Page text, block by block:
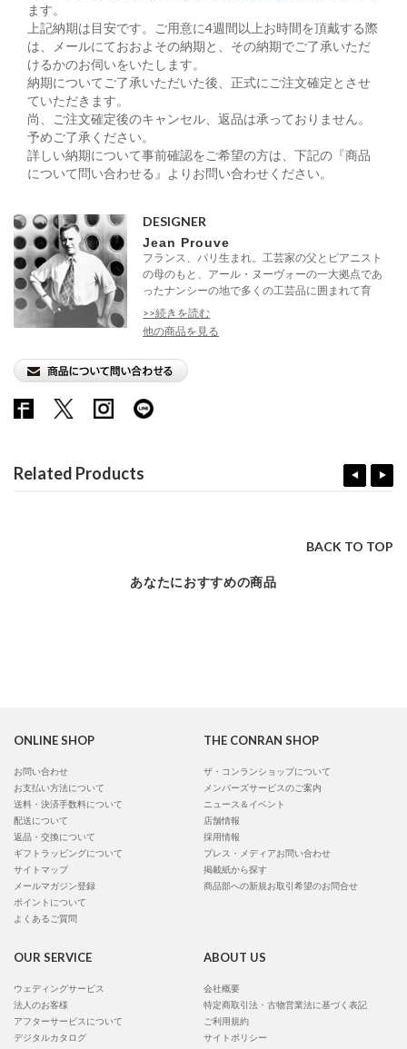
ます。
上記納期は目安です。ご用意に4週間以上お時間を頂戴する際
は、メールにておおよその納期と、その納期でご了承いただ
けるかのお伺いをいたします。
納期についてご了承いただいた後、正式にご注文確定とさせ
ていただきます。
尚、ご注文確定後のキャンセル、返品は承っておりません。
予めご了承ください。
詳しい納期について事前確認をご希望の方は、下記の『商品
について問い合わせる』よりお問い合わせください。
DESIGNER
Jean Prouve
フランス、パリ生まれ。工芸家の父とピアニスト
の母のもと、アール・ヌーヴォーの一大拠点であ
ったナンシーの地で多くの工芸品に囲まれて育
つ。
>>続きを読む
他の商品を見る
Related Products
BACK TO TOP
あなたにおすすめの商品
ONLINE SHOP
お問い合わせ
お支払い方法について
送料・決済手数料について
配送について
返品・交換について
ギフトラッピングについて
サイトマップ
メールマガジン登録
ポイントについて
よくあるご質問
THE CONRAN SHOP
ザ・コンランショップについて
メンバーズサービスのご案内
ニュース＆イベント
店舗情報
採用情報
プレス・メディアお問い合わせ
掲載紙から探す
商品部への新規お取引希望のお問合せ
OUR SERVICE
ウェディングサービス
法人のお客様
アフターサービスについて
デジタルカタログ
ABOUT US
会社概要
特定商取引法・古物営業法に基づく表記
ご利用規約
サイトポリシー